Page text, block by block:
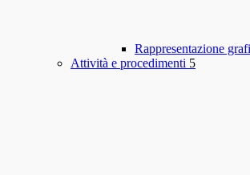
Rappresentazione
Attività e procedimenti 5